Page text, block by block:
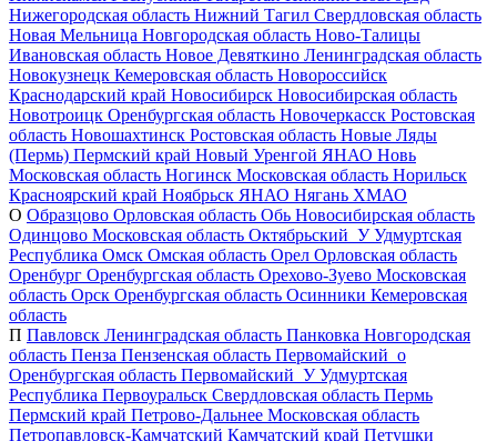
Нижегородская область Нижний Тагил Свердловская область
Новая Мельница Новгородская область Ново-Талицы
Ивановская область Новое Девяткино Ленинградская область
Новокузнецк Кемеровская область Новороссийск
Краснодарский край Новосибирск Новосибирская область
Новотроицк Оренбургская область Новочеркасск Ростовская
область Новошахтинск Ростовская область Новые Ляды
(Пермь) Пермский край Новый Уренгой ЯНАО Новь
Московская область Ногинск Московская область Норильск
Красноярский край Ноябрьск ЯНАО Нягань ХМАО
О Образцово Орловская область Обь Новосибирская область
Одинцово Московская область Октябрьский_У Удмуртская
Республика Омск Омская область Орел Орловская область
Оренбург Оренбургская область Орехово-Зуево Московская
область Орск Оренбургская область Осинники Кемеровская
область
П Павловск Ленинградская область Панковка Новгородская
область Пенза Пензенская область Первомайский_о
Оренбургская область Первомайский_У Удмуртская
Республика Первоуральск Свердловская область Пермь
Пермский край Петрово-Дальнее Московская область
Петропавловск-Камчатский Камчатский край Петушки